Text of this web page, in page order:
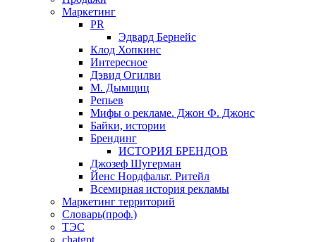
Маркетинг
PR
Эдвард Бернейс
Клод Хопкинс
Интересное
Дэвид Огилви
М. Дымщиц
Репьев
Мифы о рекламе. Джон Ф. Джонс
Байки, истории
Брендинг
ИСТОРИЯ БРЕНДОВ
Джозеф Шугерман
​Йенс Нордфальт. Ритейл
Всемирная история рекламы
Маркетинг территорий
Словарь(проф.)
ТЭС
chatgpt